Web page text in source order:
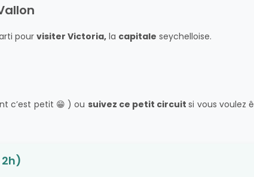
pour visiter Victoria, la capitale seychelloise.
c’est petit 😁 ) ou suivez ce petit circuitsi vous voulez